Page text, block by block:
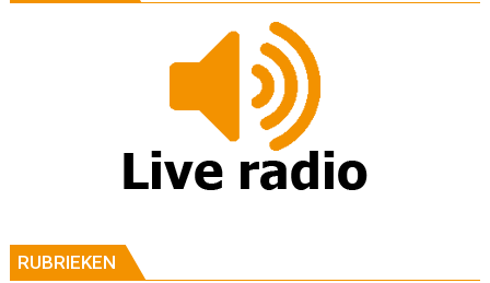
RUBRIEKEN